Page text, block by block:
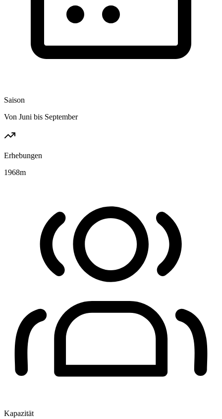
Saison
Von Juni bis September
Erhebungen
1968m
Kapazität